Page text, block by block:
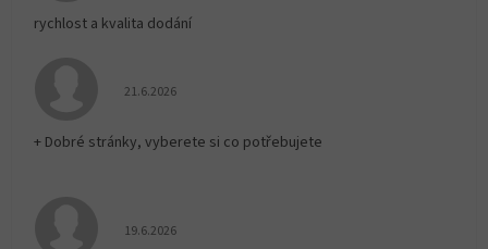
rychlost a kvalita dodání
Hodnocení obchodu je 5 z 5 hvězdiček.
21.6.2026
+ Dobré stránky, vyberete si co potřebujete
Hodnocení obchodu je 5 z 5 hvězdiček.
19.6.2026